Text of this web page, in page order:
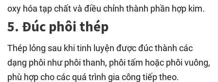
oxy hóa tạp chất và điều chỉnh thành phần hợp kim.
5. Đúc phôi thép
Thép lỏng sau khi tinh luyện được đúc thành các
dạng phôi như phôi thanh, phôi tấm hoặc phôi vuông,
phù hợp cho các quá trình gia công tiếp theo.